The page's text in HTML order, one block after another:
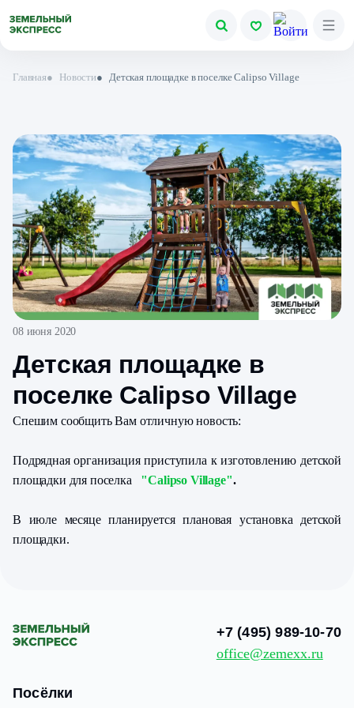
Главная● Новости● Детская площадке в поселке Calipso Village
08 июня 2020
Детская площадке в
поселке Calipso Village
Спешим сообщить Вам отличную новость:
Подрядная организация приступила к изготовлению детской
площадки для поселка "Calipso Village".
В июле месяце планируется плановая установка детской
площадки.
Посёлки
+7 (495) 989-10-70
office@zemexx.ru